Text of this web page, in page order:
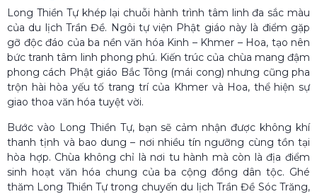
Long Thiền Tự khép lại chuỗi hành trình tâm linh đa sắc màu
của du lịch Trần Đề. Ngôi tự viện Phật giáo này là điểm gặp
gỡ độc đáo của ba nền văn hóa Kinh – Khmer – Hoa, tạo nên
bức tranh tâm linh phong phú. Kiến trúc của chùa mang đậm
phong cách Phật giáo Bắc Tông (mái cong) nhưng cũng pha
trộn hài hòa yếu tố trang trí của Khmer và Hoa, thể hiện sự
giao thoa văn hóa tuyệt vời.
Bước vào Long Thiền Tự, bạn sẽ cảm nhận được không khí
thanh tịnh và bao dung – nơi nhiều tín ngưỡng cùng tồn tại
hòa hợp. Chùa không chỉ là nơi tu hành mà còn là địa điểm
sinh hoạt văn hóa chung của ba cộng đồng dân tộc. Ghé
thăm Long Thiền Tự trong chuyến du lịch Trần Đề Sóc Trăng,